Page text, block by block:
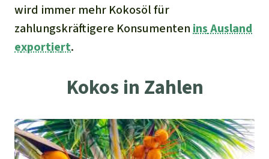
wird immer mehr Kokosöl für
zahlungskräftigere Konsumenten insAusland
exportiert.
Kokos in Zahlen